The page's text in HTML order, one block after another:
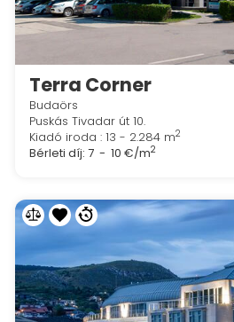
Terra Corner
Budaörs
Puskás Tivadar út 10.
Kiadó iroda : 13 - 2.284 m2
Bérleti díj: 7 - 10 €/m2